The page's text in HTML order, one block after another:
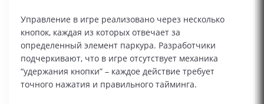
Управление в игре реализовано через несколько
кнопок, каждая из которых отвечает за
определенный элемент паркура. Разработчики
подчеркивают, что в игре отсутствует механика
“удержания кнопки” – каждое действие требует
точного нажатия и правильного тайминга.